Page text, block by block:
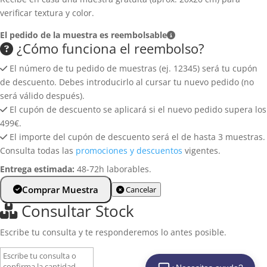
Cerámica de gran formato
Revestimiento de pared
Aplacados de pared
Azulejos para pared
Zócalos y rodapiés
Política de privacidad
Política de cookies
verificar textura y color.
El pedido de la muestra es reembolsable
¿Cómo funciona el reembolso?
El número de tu pedido de muestras (ej. 12345) será tu cupón
de descuento. Debes introducirlo al cursar tu nuevo pedido (no
será válido después).
El cupón de descuento se aplicará si el nuevo pedido supera los
499€.
El importe del cupón de descuento será el de hasta 3 muestras.
Consulta todas las promociones y descuentos vigentes.
Entrega estimada: 48-72h laborables.
Comprar Muestra Cancelar
Consultar Stock
Escribe tu consulta y te responderemos lo antes posible.